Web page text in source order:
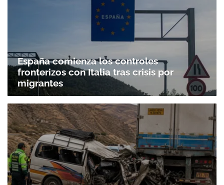
España comienza los controles
fronterizos con Italia tras crisis por
migrantes